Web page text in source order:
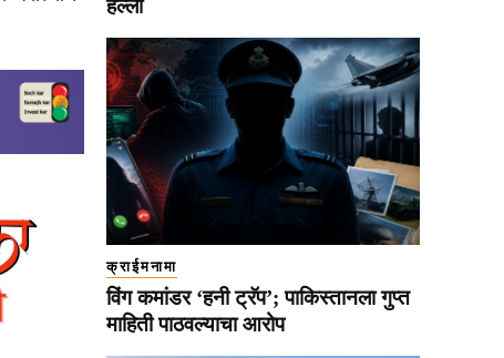
हल्ला
क्राईमनामा
विंग कमांडर ‘हनी ट्रॅप’; पाकिस्तानला गुप्त
माहिती पाठवल्याचा आरोप